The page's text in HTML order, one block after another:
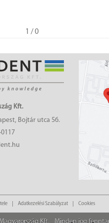
1 / 0
Kft.
Bojtár utca 56.
Adatkezelési Szabályzat Cookies